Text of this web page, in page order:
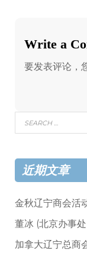
航
Write a
要发表评论，
Search
for:
近期文章
金秋辽宁商会活
董冰 (北京办事
加拿大辽宁总商